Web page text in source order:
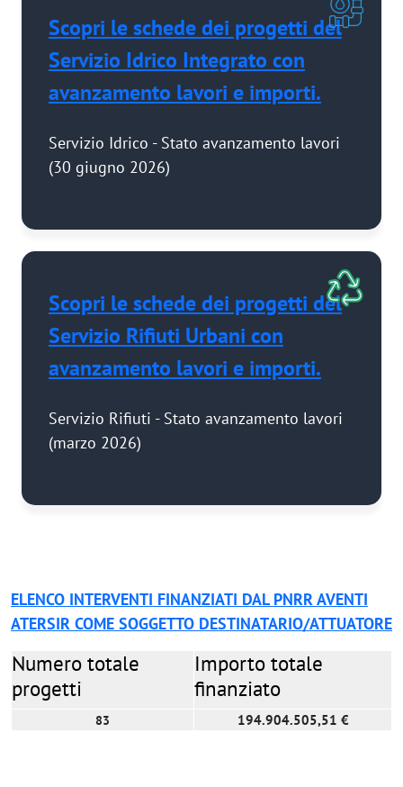
Scopri le schede dei progetti del
Servizio Idrico Integrato con
avanzamento lavori e importi.
Servizio Idrico - Stato avanzamento lavori
(30 giugno 2026)
Scopri le schede dei progetti del
Servizio Rifiuti Urbani con
avanzamento lavori e importi.
Servizio Rifiuti - Stato avanzamento lavori
(marzo 2026)
ELENCO INTERVENTI FINANZIATI DAL PNRR AVENTI
ATERSIR COME SOGGETTO DESTINATARIO/ATTUATORE
Numero totale
progetti
Importo totale
finanziato
83 194.904.505,51 €